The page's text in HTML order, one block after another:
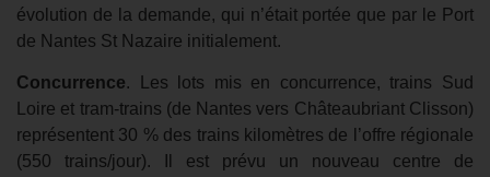
évolution de la demande, qui n’était portée que par le Port
de Nantes St Nazaire initialement.
Concurrence. Les lots mis en concurrence, trains Sud
Loire et tram-trains (de Nantes vers Châteaubriant Clisson)
représentent 30 % des trains kilomètres de l’offre régionale
(550 trains/jour). Il est prévu un nouveau centre de